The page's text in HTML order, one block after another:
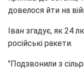
довелося йти на
Іван згадує, як 24
російські ракети.
"Подзвонили з